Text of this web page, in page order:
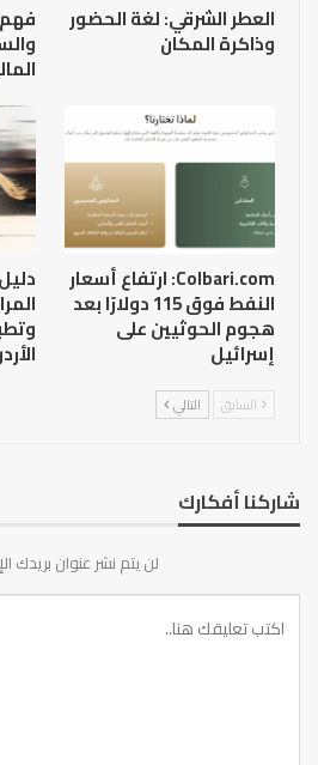
العطر الشرقي: لغة الحضور
وذاكرة المكان
فهم
Colbari.com: ارتفاع أسعار
النفط فوق 115 دولارًا بعد
هجوم الحوثيين على
إسرائيل
السابق التالي
شاركنا أفكارك
لن يتم نشر عنوان بريدك